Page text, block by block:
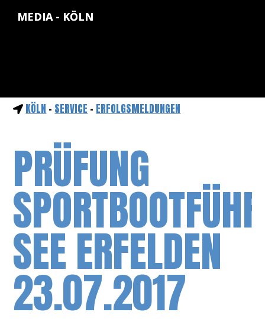
MEDIA - KÖLN
KÖLN - SERVICE - ERFOLGSMELDUNGEN
PRÜFUNG
SEE ERFELDEN
23.07.2017